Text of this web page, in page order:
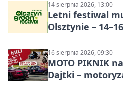
14 sierpnia 2026, 13:00
Letni festiwal
Olsztynie –
16 sierpnia 2026, 09:30
MOTO PIKNIK
Dajtki –